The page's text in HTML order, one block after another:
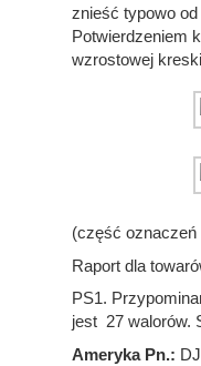
znieść typowo od
Potwierdzeniem
wzrostowej
(część oznaczeń
Raport dla
PS1.
jest 27 walorów.
Ameryka Pn.: